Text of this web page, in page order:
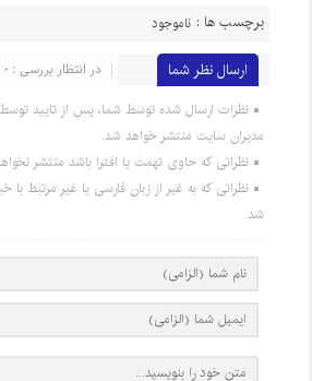
برچسب ها : ناموجود
ارسال نظر شما
در انتظار بررسی : 0
نظرات ارسال شده توسط شما، پس از تایید توسط
مدیران سایت منتشر خواهد شد.
نظراتی که حاوی تهمت یا افترا باشد منتشر
نظراتی که به غیر از زبان فارسی یا غیر مرتبط با
شد.